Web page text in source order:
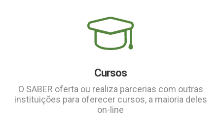
Cursos
O SABER oferta ou realiza parcerias com outras
instituições para oferecer cursos, a maioria deles
on-line